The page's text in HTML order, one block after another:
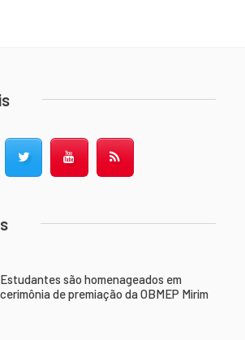
Twitter YouTube
Estudantes são homenageados em
cerimônia de premiação da OBMEP Mirim